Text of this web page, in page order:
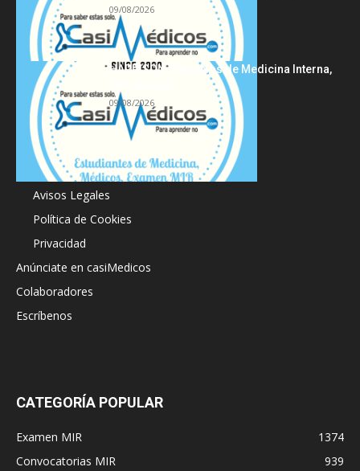
09/08/2026
HARRISON Principios de Medicina Interna,
09/08/2026
Acerca de
Avisos Legales
Política de Cookies
Privacidad
Anúnciate en casiMedicos
Colaboradores
Escríbenos
CATEGORÍA POPULAR
Examen MIR
1374
Convocatorias MIR
939